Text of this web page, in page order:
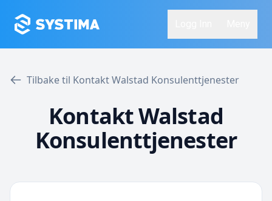
Tilbake til Kontakt Walstad Konsulenttjenester
Kontakt Walstad
Konsulenttjenester